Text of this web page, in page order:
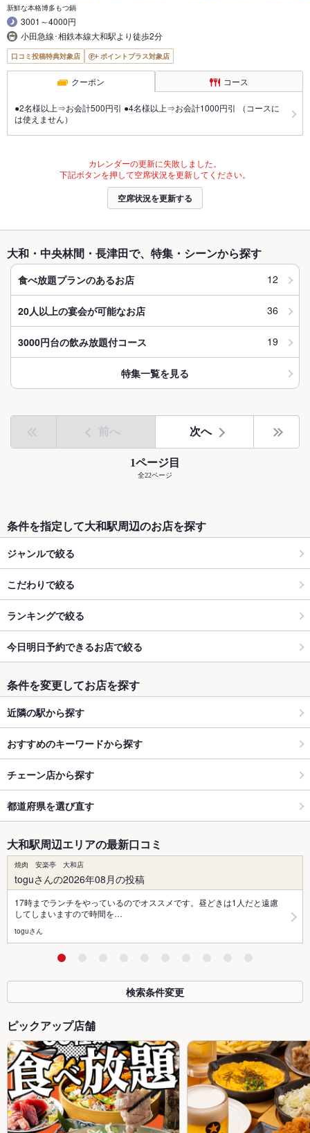
新鮮な本格博多もつ鍋
3001～4000円
小田急線･相鉄本線大和駅より徒歩2分
口コミ投稿特典対象店 ポイントプラス対象店
クーポン コース
●2名様以上⇒お会計500円引 ●4名様以上⇒お会計1000円引 （コースに
は使えません）
カレンダーの更新に失敗しました。
下記ボタンを押して空席状況を更新してください。
空席状況を更新する
大和・中央林間・長津田で、特集・シーンから探す
食べ放題プランのあるお店 12
20人以上の宴会が可能なお店 36
3000円台の飲み放題付コース 19
特集一覧を見る
前へ 次へ
1ページ目
全22ページ
条件を指定して大和駅周辺のお店を探す
ジャンルで絞る
こだわりで絞る
ランキングで絞る
今日明日予約できるお店で絞る
条件を変更してお店を探す
近隣の駅から探す
おすすめのキーワードから探す
チェーン店から探す
都道府県を選び直す
大和駅周辺エリアの最新口コミ
焼肉 安楽亭 大和店
toguさんの2026年08月の投稿
17時までランチをやっているのでオススメです。昼どきは1人だと遠慮
してしまいますので時間を…
toguさん
検索条件変更
ピックアップ店舗